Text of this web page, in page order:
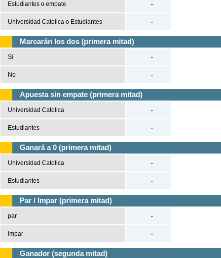
Estudiantes o empate
Universidad Catolica o Estudiantes
-
-
Marcarán los dos (primera mitad)
Sí
No
-
-
Apuesta sin empate (primera mitad)
Universidad Catolica
Estudiantes
-
-
Ganará a 0 (primera mitad)
Universidad Catolica
Estudiantes
-
-
Par / Impar (primera mitad)
par
impar
-
-
Ganador (segunda mitad)